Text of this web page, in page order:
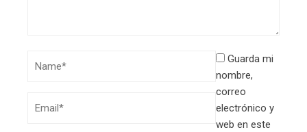
Guarda mi
nombre,
correo
electrónico y
web en este